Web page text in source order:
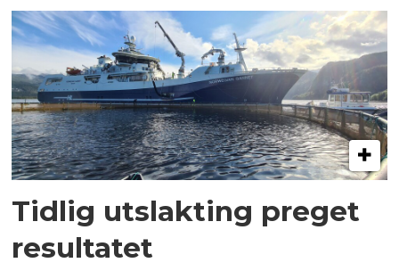
Tidlig utslakting preget
resultatet